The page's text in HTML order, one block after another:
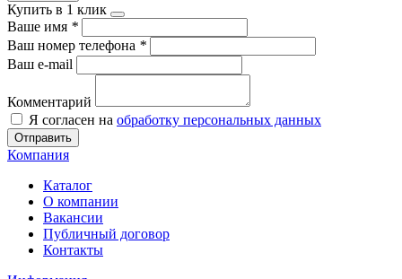
Купить в 1 клик
Ваше имя *
Ваш номер телефона *
Ваш e-mail
Комментарий
Я согласен на обработку персональных данных
Отправить
Компания
Каталог
О компании
Вакансии
Публичный договор
Контакты